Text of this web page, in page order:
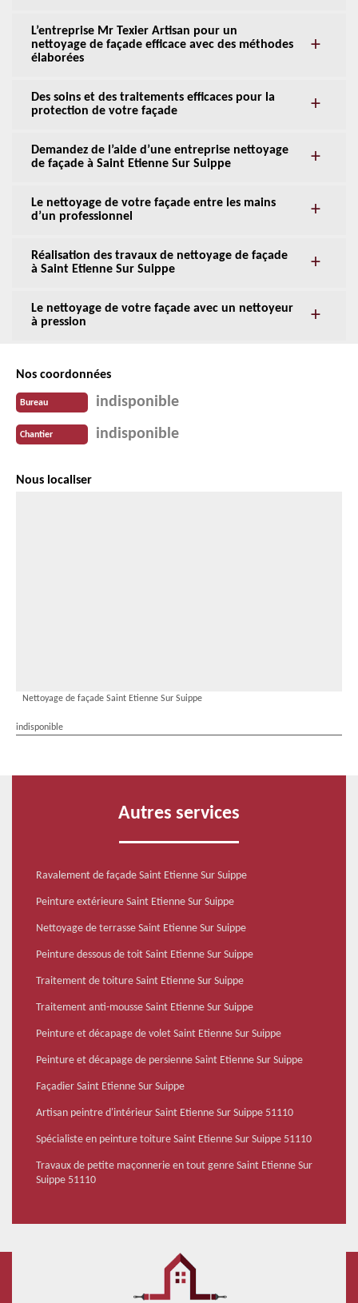
L’entreprise Mr Texier Artisan pour un
nettoyage de façade efficace avec des méthodes
élaborées
Des soins et des traitements efficaces pour la
protection de votre façade
Demandez de l’aide d’une entreprise nettoyage
de façade à Saint Etienne Sur Suippe
Le nettoyage de votre façade entre les mains
d’un professionnel
Réalisation des travaux de nettoyage de façade
à Saint Etienne Sur Suippe
Le nettoyage de votre façade avec un nettoyeur
à pression
Nos coordonnées
Bureau indisponible
Chantier indisponible
Nous localiser
Nettoyage de façade Saint Etienne Sur Suippe
indisponible
Autres services
Ravalement de façade Saint Etienne Sur Suippe
Peinture extérieure Saint Etienne Sur Suippe
Nettoyage de terrasse Saint Etienne Sur Suippe
Peinture dessous de toit Saint Etienne Sur Suippe
Traitement de toiture Saint Etienne Sur Suippe
Traitement anti-mousse Saint Etienne Sur Suippe
Peinture et décapage de volet Saint Etienne Sur Suippe
Peinture et décapage de persienne Saint Etienne Sur Suippe
Façadier Saint Etienne Sur Suippe
Artisan peintre d'intérieur Saint Etienne Sur Suippe 51110
Spécialiste en peinture toiture Saint Etienne Sur Suippe 51110
Travaux de petite maçonnerie en tout genre Saint Etienne Sur
Suippe 51110